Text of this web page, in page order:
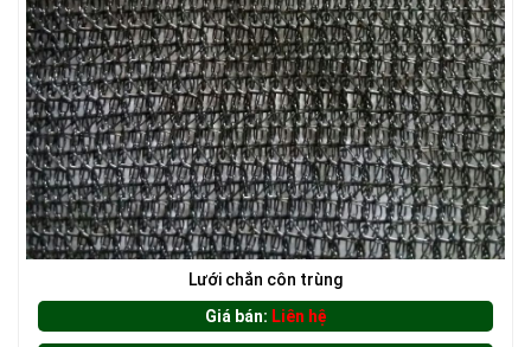
LƯỚI CHE NẮNG
Lưới chắn côn trùng
Giá bán: Liên hệ